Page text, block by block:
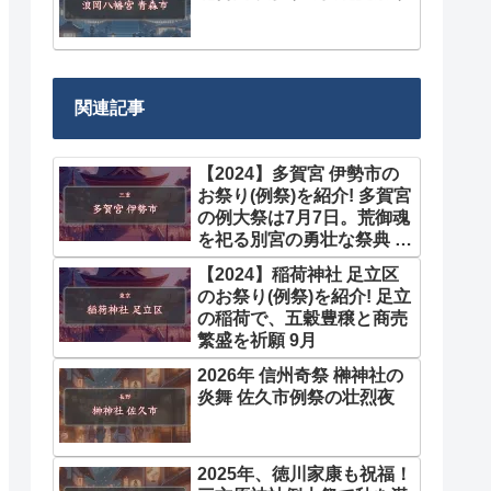
関連記事
【2024】多賀宮 伊勢市の
お祭り(例祭)を紹介! 多賀宮
の例大祭は7月7日。荒御魂
を祀る別宮の勇壮な祭典 7
月
【2024】稲荷神社 足立区
のお祭り(例祭)を紹介! 足立
の稲荷で、五穀豊穣と商売
繁盛を祈願 9月
2026年 信州奇祭 榊神社の
炎舞 佐久市例祭の壮烈夜
2025年、徳川家康も祝福！